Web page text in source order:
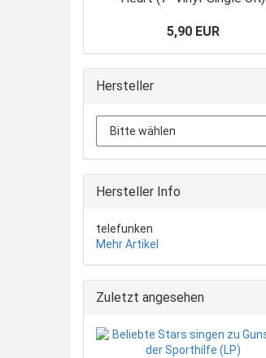
5,90 EUR
Hersteller
Hersteller Info
telefunken
Mehr Artikel
Zuletzt angesehen